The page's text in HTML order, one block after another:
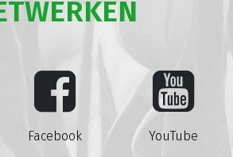
Facebook YouTube